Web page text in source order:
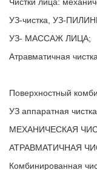
УЗ-чистка, УЗ-
УЗ- МАССАЖ ЛИЦА;
Атравматичная
Поверхностный
УЗ аппаратная
МЕХАНИЧЕСКАЯ
АТРАВМАТИЧНАЯ
Комбинированная